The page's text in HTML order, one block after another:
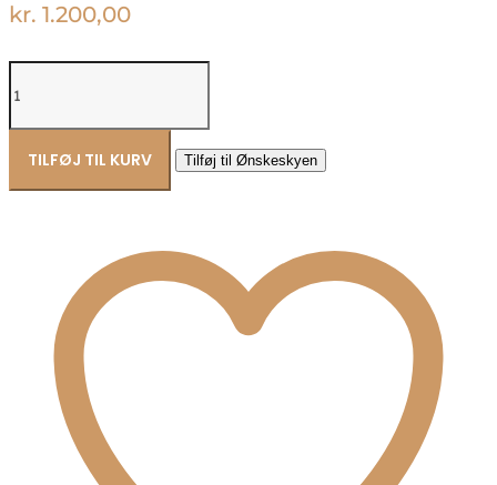
kr. 1.200,00
karat
guldvedhæng
Guld
TILFØJ TIL KURV Tilføj til Ønskeskyen